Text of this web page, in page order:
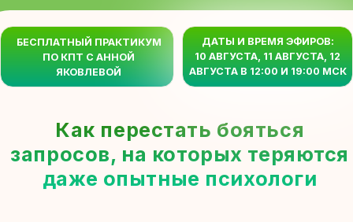
запросов, на которых теряются
даже опытные психологи
БЕСПЛАТНЫЙ ПРАКТИКУМ
ЯКОВЛЕВОЙ
ДАТЫ И ВРЕМЯ ЭФИРОВ:
10 АВГУСТА, 11 АВГУСТА, 12
АВГУСТА В 12:00 И 19:00 МСК